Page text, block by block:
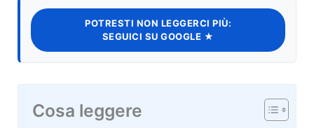
POTRESTI NON LEGGERCI PIÙ:
SEGUICI SU GOOGLE ★
Cosa leggere